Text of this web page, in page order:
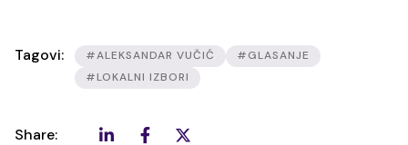
Tagovi: #ALEKSANDAR VUČIĆ
#GLASANJE
#LOKALNI IZBORI
Share: